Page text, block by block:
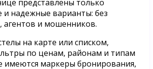
представлены только
и надежные варианты: без
агентов и мошенников.
на карте или списком,
по ценам, районам и типам
имеются маркеры бронирования,